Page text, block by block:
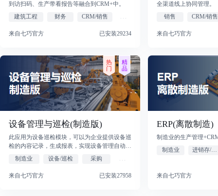
到访扫码、生产带看报告等融合到CRM+中。
建筑工程
财务 CRM/销售 ...
来自七巧官方 已安装29234
全渠道线上协同管理。
销售
CRM/销售
来自七巧官方
设备管理与巡检(制造版)
此应用为设备巡检模块，可以为企业提供设备巡
检的内容记录，生成报表，实现设备管理自动
化、规范化。
制造业 设备/巡检 采购 ...
来自七巧官方 已安装27958
ERP(离散制造)
制造业的生产管理
制造业
进销存/仓库
来自七巧官方